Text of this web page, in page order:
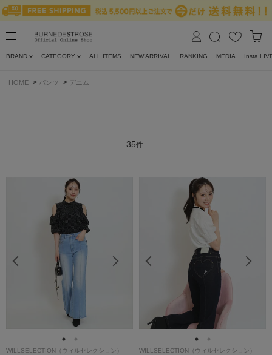
BRAND CATEGORY ALL ITEMS NEW ARRIVAL RANKING MEDIA Insta
HOME > パンツ > デニム
35件
WILLSELECTION（ウィルセレクション） WILLSELECTION（ウィルセレクション）